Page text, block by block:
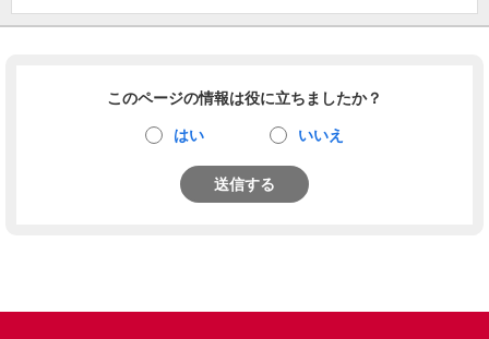
このページの情報は役に立ちましたか？
はい いいえ
送信する